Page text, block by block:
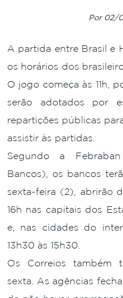
Por 02/
A partida entre Brasil e
os horários dos
O jogo começa às 11h,
serão adotados por
repartições públicas
assistir às partidas.
Segundo a
Bancos), os bancos
sexta-feira (2), abrirão
16h nas capitais dos
e, nas cidades do
13h30 às 15h30.
Os Correios também
sexta. As agências